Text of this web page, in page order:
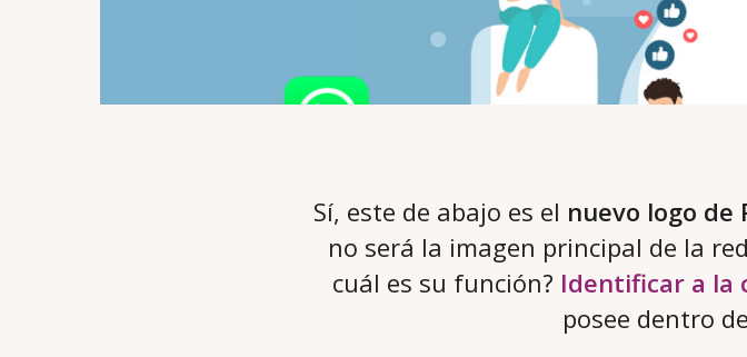
Sí, este de abajo es el nuevo logo de
no será la imagen principal de la
cuál es su función? Identificar a la
posee dentro